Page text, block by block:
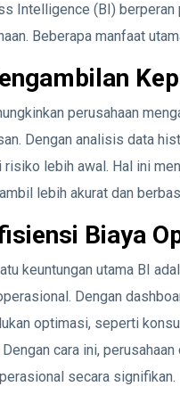
Intelligence (BI)
Beberapa manfaat
perusahaan
Dengan analisis data
lebih awal. Hal ini
lebih akurat dan
Biaya
keuntungan utama BI
Dengan
optimasi, seperti
Dengan cara ini,
secara signifikan.